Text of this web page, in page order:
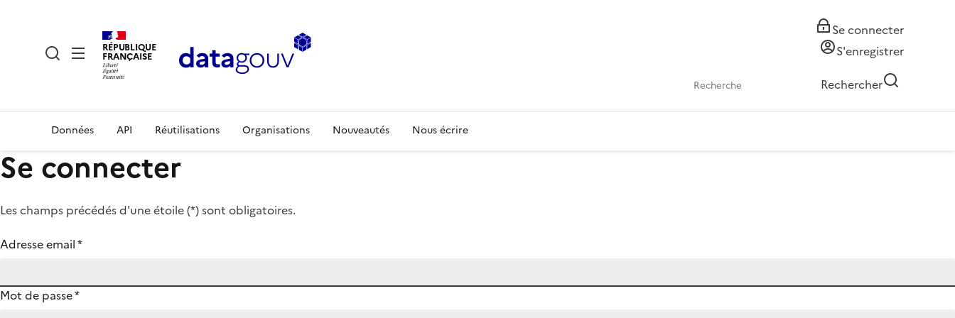
RÉPUBLIQUE
FRANÇAISE
Se connecter
S'enregistrer
Rechercher
Données API Réutilisations Organisations Nouveautés Nous écrire
Se connecter
Les champs précédés d'une étoile (*) sont obligatoires.
Adresse email*
Mot de passe*